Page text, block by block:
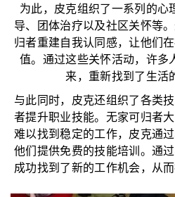
为此，皮克组织了一系列的
导、团体治疗以及社区关怀等
归者重建自我认同感，让他们
值。通过这些关怀活动，许多
来，重新找到了生活
与此同时，皮克还组织了各类
者提升职业技能。无家可归者
难以找到稳定的工作，皮克通
他们提供免费的技能培训。通
成功找到了新的工作机会，从